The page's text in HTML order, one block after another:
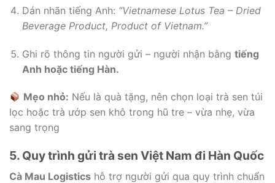
Dán nhãn tiếng Anh: “Vietnamese Lotus Tea – Dried
Beverage Product, Product of Vietnam.”
Ghi rõ thông tin người gửi – người nhận bằng tiếng
Anh hoặc tiếng Hàn.
Mẹo nhỏ: Nếu là quà tặng, nên chọn loại trà sen túi
lọc hoặc trà ướp sen khô trong hũ tre – vừa nhẹ, vừa
sang trọng
5. Quy trình gửi trà sen Việt Nam đi Hàn Quốc
Cà Mau Logistics hỗ trợ người gửi qua quy trình chuẩn